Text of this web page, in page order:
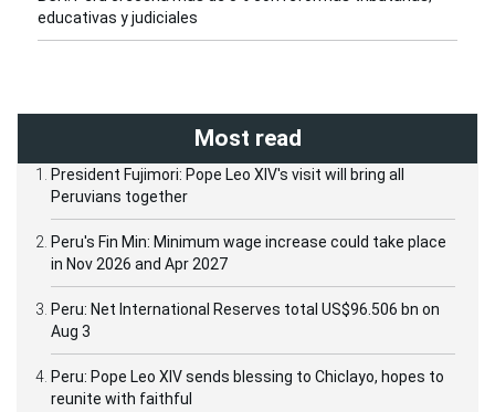
educativas y judiciales
Most read
President Fujimori: Pope Leo XIV's visit will bring all
Peruvians together
Peru's Fin Min: Minimum wage increase could take place
in Nov 2026 and Apr 2027
Peru: Net International Reserves total US$96.506 bn on
Aug 3
Peru: Pope Leo XIV sends blessing to Chiclayo, hopes to
reunite with faithful